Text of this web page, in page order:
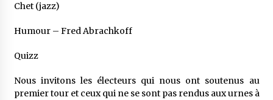
Chet (jazz)
Humour – Fred Abrachkoff
Quizz
Nous invitons les électeurs qui nous ont soutenus au
premier tour et ceux qui ne se sont pas rendus aux urnes à